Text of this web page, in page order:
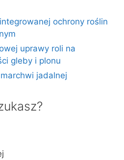
ochrony roślin
uprawy roli na
gleby i plonu
jadalnej